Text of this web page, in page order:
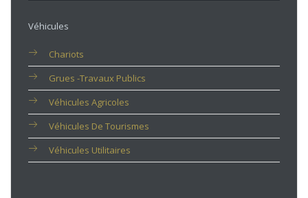
Véhicules
Chariots
Grues -travaux Publics
Véhicules Agricoles
Véhicules De Tourismes
Véhicules Utilitaires